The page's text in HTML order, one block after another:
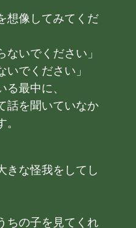
想像してみてくだ
ないでください」
いでください」
最中に、
話を聞いていなか
きな怪我をしてし
ちの子を見てくれ